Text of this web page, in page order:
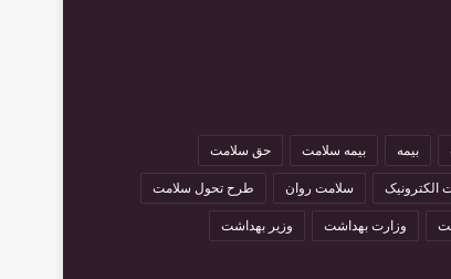
بیمه بیمه سلامت حق سلامت
الکترونیک سلامت روان طرح تحول سلامت
وزارت بهداشت وزیر بهداشت